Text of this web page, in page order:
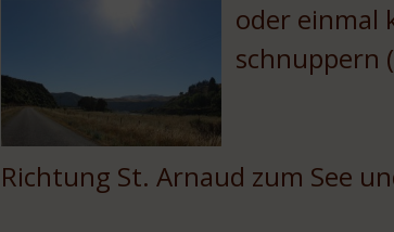
oder einmal
schnuppern
Richtung St. Arnaud zum See